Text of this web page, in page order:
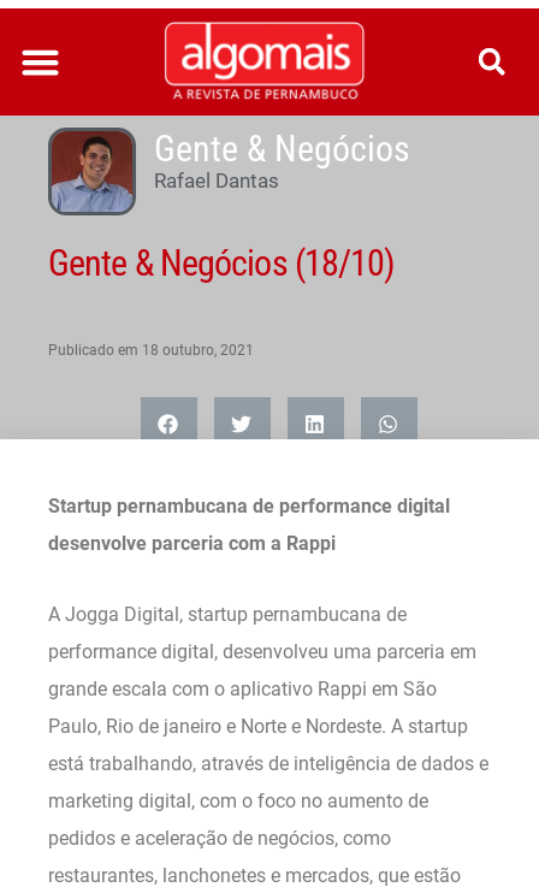
Ir
para
conteúdo
Gente & Negócios
Rafael Dantas
Gente & Negócios (18/10)
Publicado em 18 outubro, 2021
Startup pernambucana de performance digital
desenvolve parceria com a Rappi
A Jogga Digital, startup pernambucana de
performance digital, desenvolveu uma parceria em
grande escala com o aplicativo Rappi em São
Paulo, Rio de janeiro e Norte e Nordeste. A startup
está trabalhando, através de inteligência de dados e
marketing digital, com o foco no aumento de
pedidos e aceleração de negócios, como
restaurantes, lanchonetes e mercados, que estão